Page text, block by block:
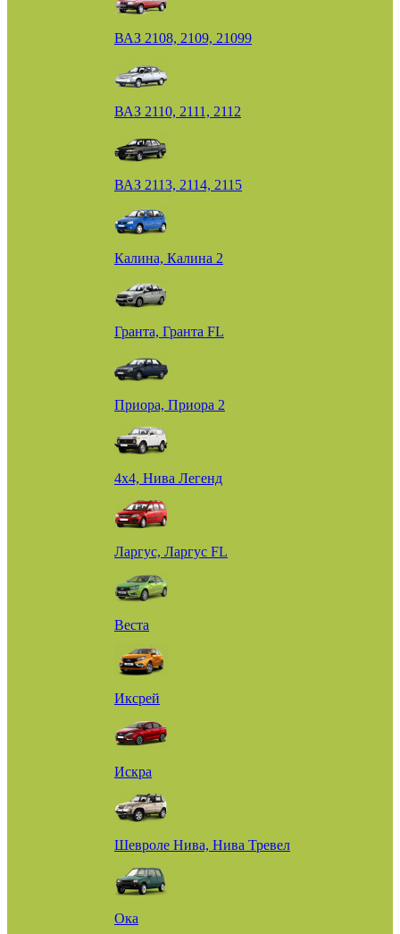
ВАЗ 2108, 2109, 21099
ВАЗ 2110, 2111, 2112
ВАЗ 2113, 2114, 2115
Калина, Калина 2
Гранта, Гранта FL
Приора, Приора 2
4х4, Нива Легенд
Ларгус, Ларгус FL
Веста
Иксрей
Искра
Шевроле Нива, Нива Тревел
Ока